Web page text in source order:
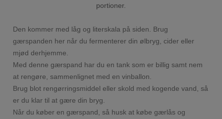
portioner.
Den kommer med låg og literskala på siden. Brug
gærspanden her når du fermenterer din ølbryg, cider eller
mjød derhjemme.
Med denne gærspand har du en tank som er billig samt nem
at rengøre, sammenlignet med en vinballon.
Brug blot rengørringsmiddel eller skold med kogende vand, så
er du klar til at gære din bryg.
Når du køber en gærspand, så husk at købe gærlås og